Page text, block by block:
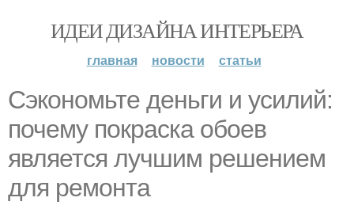
ИДЕИ ДИЗАЙНА ИНТЕРЬЕРА
главная новости статьи
Сэкономьте деньги и усилий:
почему покраска обоев
является лучшим решением
для ремонта